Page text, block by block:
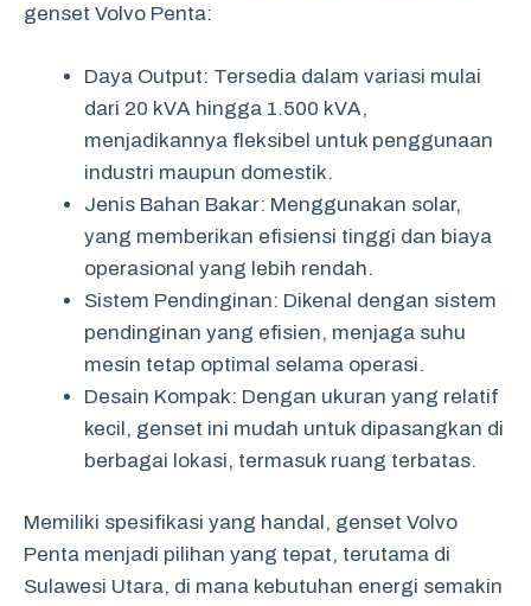
genset Volvo Penta:
Daya Output: Tersedia dalam variasi mulai
dari 20 kVA hingga 1.500 kVA,
menjadikannya fleksibel untuk penggunaan
industri maupun domestik.
Jenis Bahan Bakar: Menggunakan solar,
yang memberikan efisiensi tinggi dan biaya
operasional yang lebih rendah.
Sistem Pendinginan: Dikenal dengan sistem
pendinginan yang efisien, menjaga suhu
mesin tetap optimal selama operasi.
Desain Kompak: Dengan ukuran yang relatif
kecil, genset ini mudah untuk dipasangkan di
berbagai lokasi, termasuk ruang terbatas.
Memiliki spesifikasi yang handal, genset Volvo
Penta menjadi pilihan yang tepat, terutama di
Sulawesi Utara, di mana kebutuhan energi semakin